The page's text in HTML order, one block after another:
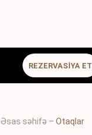
REZERVASİYA ET
Əsas səhifə – Otaqlar